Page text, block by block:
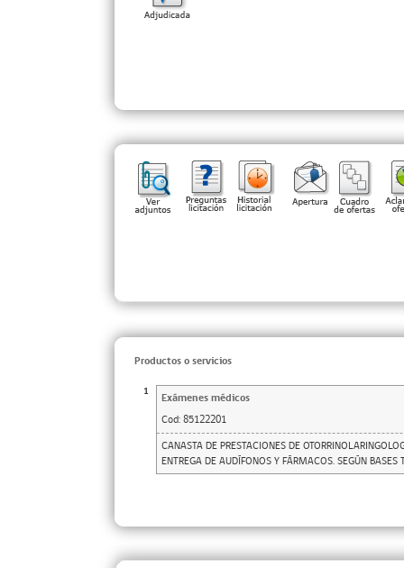
Productos o servicios
1
Exámenes médicos
Cod: 85122201
CANASTA DE PRESTACIONES DE
ENTREGA DE AUDÍFONOS Y FÁRMACOS. SEGÚN BASES